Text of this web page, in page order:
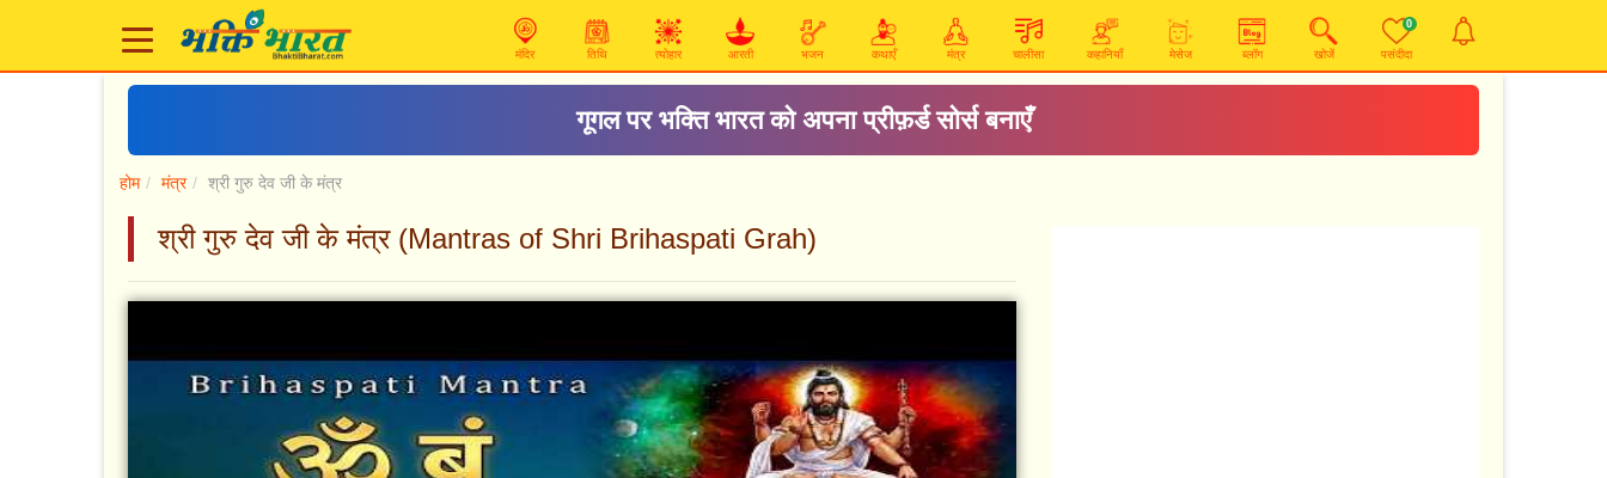
मंदिर तिथि त्योहार आरती भजन कथाएँ मंत्र चालीसा कहानियाँ मेसेज ब्लॉग खोजें
0
पसंदीदा
गूगल पर भक्ति भारत को अपना प्रीफ़र्ड सोर्स बनाएँ
होम मंत्र श्री गुरु देव जी के मंत्र
श्री गुरु देव जी के मंत्र (Mantras of Shri Brihaspati Grah)